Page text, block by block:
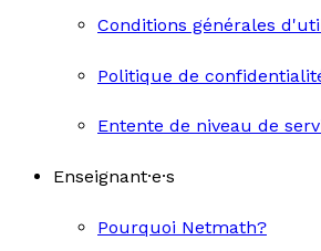
Conditions générales
Politique de
Entente de niveau de
Enseignant·e·s
Pourquoi Netmath?